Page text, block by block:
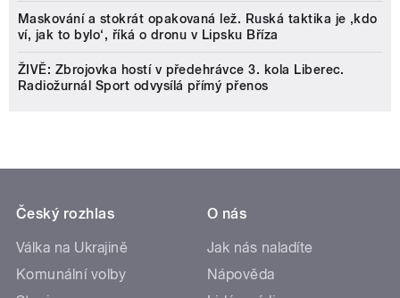
Maskování a stokrát opakovaná lež. Ruská taktika je ‚kdo
ví, jak to bylo‘, říká o dronu v Lipsku Bříza
ŽIVĚ: Zbrojovka hostí v předehrávce 3. kola Liberec.
Radiožurnál Sport odvysílá přímý přenos
Český rozhlas
Válka na Ukrajině
Komunální volby
O nás
Jak nás naladíte
Nápověda